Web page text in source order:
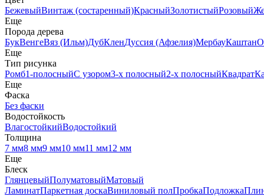
БежевыйВинтаж (состаренный)КрасныйЗолотистыйРозовый
Еще
Порода дерева
БукВенгеВяз (Ильм)ДубКленДуссия (Афзелия)МербауКаштан
Еще
Тип рисунка
Ромб1-полосныйС узором3-х полосный2-х полосныйКвадрат
Еще
Фаска
Без фаски
Водостойкость
ВлагостойкийВодостойкий
Толщина
7 мм8 мм9 мм10 мм11 мм12 мм
Еще
Блеск
ГлянцевыйПолуматовыйМатовый
ЛаминатПаркетная доскаВиниловый полПробкаПодложка